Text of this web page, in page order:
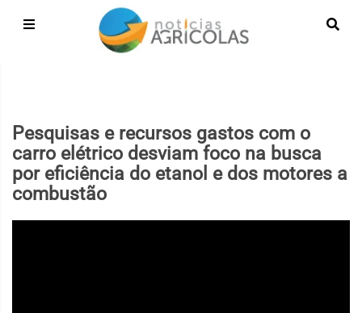
Pesquisas e recursos gastos com o
carro elétrico desviam foco na busca
por eficiência do etanol e dos motores a
combustão